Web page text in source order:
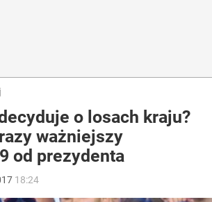
o losach kraju?
ważniejszy
od prezydenta
18:24